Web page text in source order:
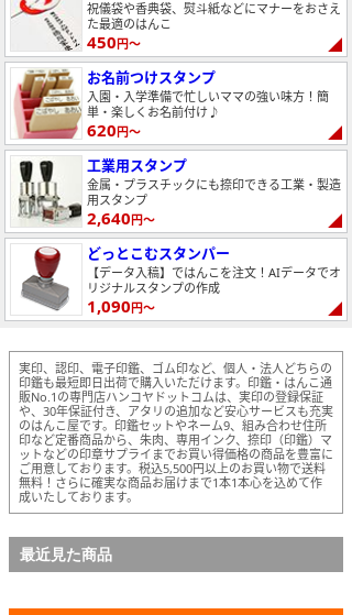
祝儀袋や香典袋、熨斗紙などにマナーをおさえ
た最適のはんこ
450円～
お名前つけスタンプ
入園・入学準備で忙しいママの強い味方！簡
単・楽しくお名前付け♪
620円～
工業用スタンプ
金属・プラスチックにも捺印できる工業・製造
用スタンプ
2,640円～
どっとこむスタンパー
【データ入稿】ではんこを注文！AIデータでオ
リジナルスタンプの作成
1,090円～
実印、認印、電子印鑑、ゴム印など、個人・法人どちらの
印鑑も最短即日出荷で購入いただけます。印鑑・はんこ通
販No.1の専門店ハンコヤドットコムは、実印の登録保証
や、30年保証付き、アタリの追加など安心サービスも充実
のはんこ屋です。印鑑セットやネーム9、組み合わせ住所
印など定番商品から、朱肉、専用インク、捺印（印鑑）マ
ットなどの印章サプライまでお買い得価格の商品を豊富に
ご用意しております。税込5,500円以上のお買い物で送料
無料！さらに確実な商品お届けまで1本1本心を込めて作
成いたしております。
最近見た商品